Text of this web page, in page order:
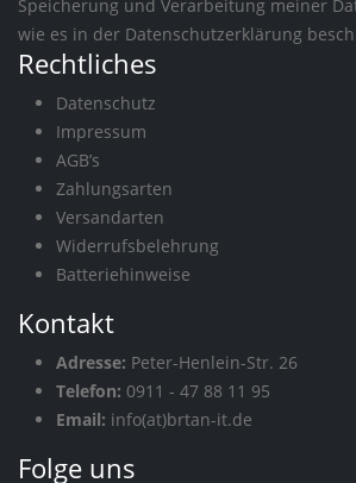
Speicherung und Verarbeitung meiner
wie es in der Datenschutzerklärung
Rechtliches
Datenschutz
Impressum
AGB’s
Zahlungsarten
Versandarten
Widerrufsbelehrung
Batteriehinweise
Kontakt
Adresse: Peter-Henlein-Str. 26
Telefon: 0911 - 47 88 11 95
Email: info(at)brtan-it.de
Folge uns